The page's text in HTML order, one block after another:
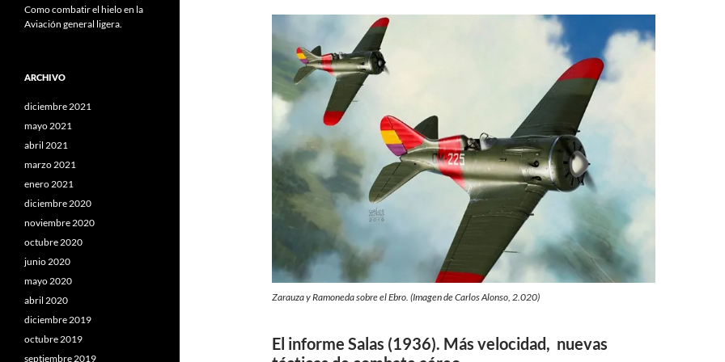
Zarauza y Ramoneda sobre el Ebro. (Imagen de Carlos Alonso, 2.020)
El informe Salas (1936). Más velocidad, nuevas
Como combatir el hielo en la
Aviación general ligera.
ARCHIVO
diciembre 2021
mayo 2021
abril 2021
marzo 2021
enero 2021
diciembre 2020
noviembre 2020
octubre 2020
junio 2020
mayo 2020
abril 2020
diciembre 2019
octubre 2019
septiembre 2019